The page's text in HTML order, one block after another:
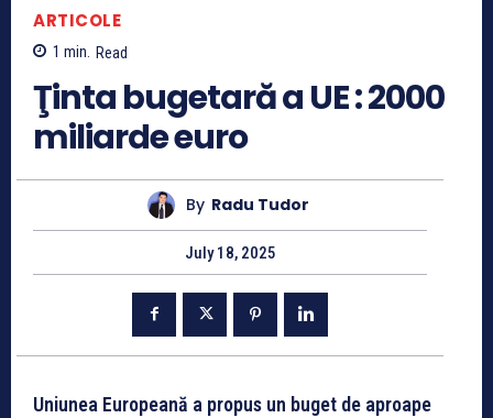
ARTICOLE
1 min. Read
Ţinta bugetară a UE : 2000
miliarde euro
By Radu Tudor
July 18, 2025
Uniunea Europeană a propus un buget de aproape